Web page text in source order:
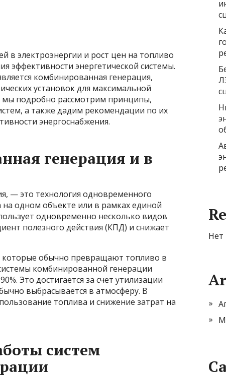
в электроэнергии и рост цен на топливо
эффективности энергетической системы.
комбинированная генерация,
установок для максимальной
мы подробно рассмотрим принципы,
а также дадим рекомендации по их
энергоснабжения.
генерация и в
— это технология одновременного
на одном объекте или в рамках единой
одновременно несколько видов
полезного действия (КПД) и снижает
которые обычно превращают топливо в
комбинированной генерации
Это достигается за счет утилизации
выбрасывается в атмосферу. В
топлива и снижение затрат на
систем
Нет